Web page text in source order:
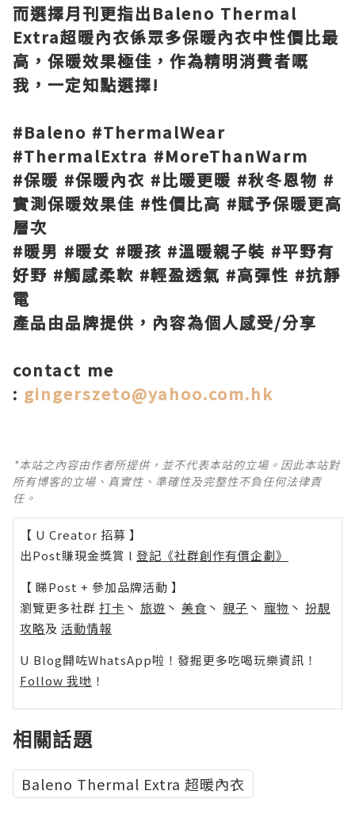
而選擇月刊更指出Baleno Thermal
Extra超暖內衣係眾多保暖內衣中性價比最
高，保暖效果極佳，作為精明消費者嘅
我，一定知點選擇!
#Baleno #ThermalWear
#ThermalExtra #MoreThanWarm
#保暖 #保暖內衣 #比暖更暖 #秋冬恩物 #
實測保暖效果佳 #性價比高 #賦予保暖更高
層次
#暖男 #暖女 #暖孩 #溫暖親子裝 #平野有
好野 #觸感柔軟 #輕盈透氣 #高彈性 #抗靜
電
產品由品牌提供，內容為個人感受/分享
contact me
: gingerszeto@yahoo.com.hk
*本站之內容由作者所提供，並不代表本站的立場。因此本站對
所有博客的立場、真實性、準確性及完整性不負任何法律責
任。
【 U Creator 招募 】
出Post賺現金獎賞 l 登記《社群創作有價企劃》
【 睇Post + 參加品牌活動 】
瀏覽更多社群 打卡 丶 旅遊 丶 美食 丶 親子 丶 寵物 丶 扮靚
攻略及 活動情報
U Blog開咗WhatsApp啦！發掘更多吃喝玩樂資訊！
Follow 我哋 ！
相關話題
Baleno Thermal Extra 超暖內衣